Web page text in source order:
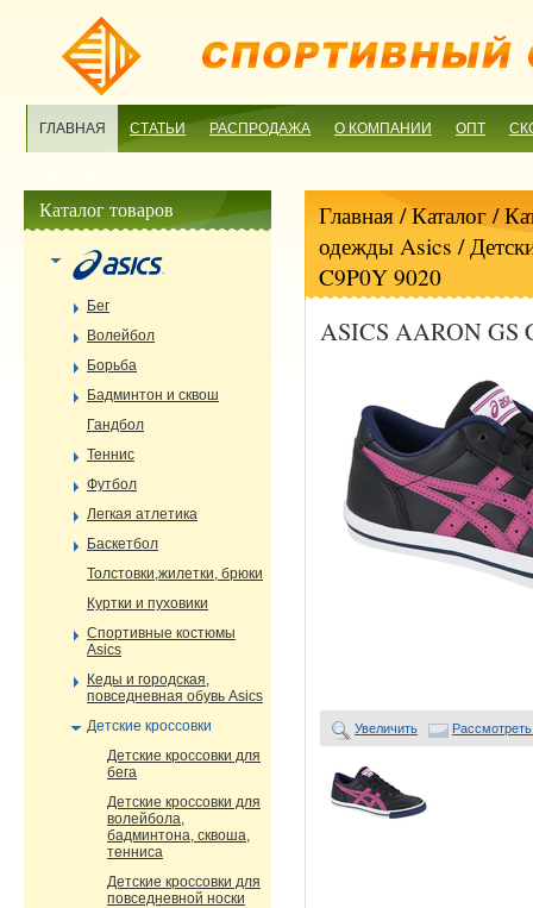
ГЛАВНАЯ СТАТЬИ РАСПРОДАЖА О КОМПАНИИ ОПТ
Главная/ Каталог /
одежды Asics /
C9P0Y 9020
ASICS AARON GS
Увеличить
Каталог товаров
Бег
Волейбол
Борьба
Бадминтон и сквош
Гандбол
Теннис
Футбол
Легкая атлетика
Баскетбол
Толстовки,жилетки, брюки
Куртки и пуховики
Спортивные костюмы
Asics
Кеды и городская,
повседневная обувь Asics
Детские кроссовки
Детские кроссовки для
бега
Детские кроссовки для
волейбола,
бадминтона, сквоша,
тенниса
Детские кроссовки для
повседневной носки